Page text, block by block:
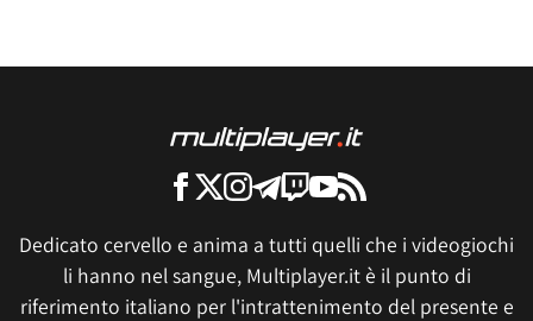
Dedicato cervello e anima a tutti quelli che i videogiochi
li hanno nel sangue, Multiplayer.it è il punto di
riferimento italiano per l'intrattenimento del presente e